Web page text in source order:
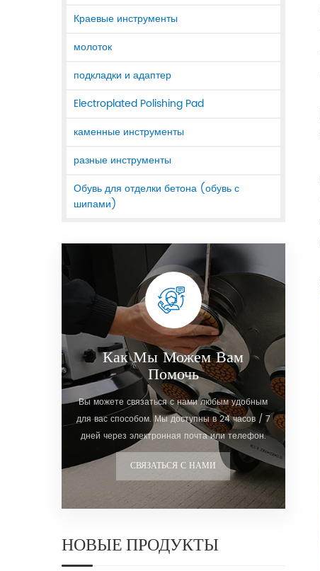
Краевые инструменты
молоток
подкладки и адаптер
Electroplated Polishing Pad
каменные инструменты
разные инструменты
Обувь для отделки бетона (обувь с
шипами)
Как Мы Можем Вам
Помочь
Вы можете связаться с нами любым удобным
для вас способом. Мы доступны в 24 часов / 7
дней через электронная почта или телефон.
СВЯЗАТЬСЯ С НАМИ
НОВЫЕ ПРОДУКТЫ